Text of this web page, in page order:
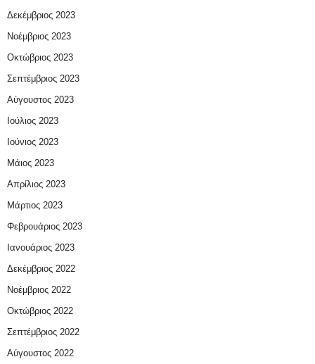
Δεκέμβριος 2023
Νοέμβριος 2023
Οκτώβριος 2023
Σεπτέμβριος 2023
Αύγουστος 2023
Ιούλιος 2023
Ιούνιος 2023
Μάιος 2023
Απρίλιος 2023
Μάρτιος 2023
Φεβρουάριος 2023
Ιανουάριος 2023
Δεκέμβριος 2022
Νοέμβριος 2022
Οκτώβριος 2022
Σεπτέμβριος 2022
Αύγουστος 2022